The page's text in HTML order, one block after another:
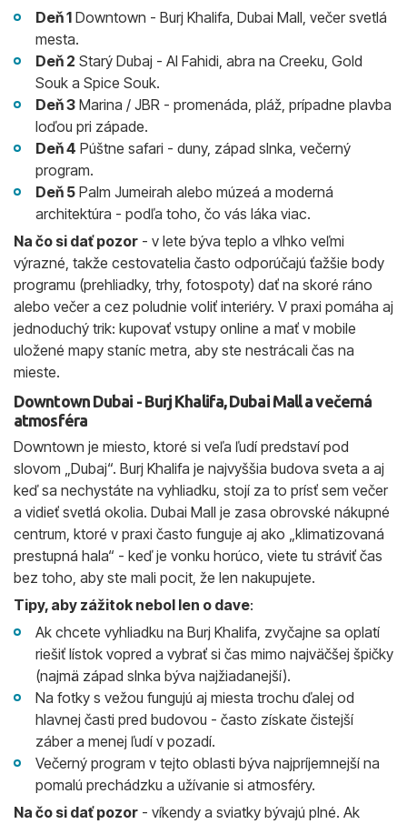
Deň 1 Downtown - Burj Khalifa, Dubai Mall, večer svetlá
mesta.
Deň 2 Starý Dubaj - Al Fahidi, abra na Creeku, Gold
Souk a Spice Souk.
Deň 3 Marina / JBR - promenáda, pláž, prípadne plavba
loďou pri západe.
Deň 4 Púštne safari - duny, západ slnka, večerný
program.
Deň 5 Palm Jumeirah alebo múzeá a moderná
architektúra - podľa toho, čo vás láka viac.
Na čo si dať pozor - v lete býva teplo a vlhko veľmi
výrazné, takže cestovatelia často odporúčajú ťažšie body
programu (prehliadky, trhy, fotospoty) dať na skoré ráno
alebo večer a cez poludnie voliť interiéry. V praxi pomáha aj
jednoduchý trik: kupovať vstupy online a mať v mobile
uložené mapy staníc metra, aby ste nestrácali čas na
mieste.
Downtown Dubai - Burj Khalifa, Dubai Mall a večerná
atmosféra
Downtown je miesto, ktoré si veľa ľudí predstaví pod
slovom „Dubaj“. Burj Khalifa je najvyššia budova sveta a aj
keď sa nechystáte na vyhliadku, stojí za to prísť sem večer
a vidieť svetlá okolia. Dubai Mall je zasa obrovské nákupné
centrum, ktoré v praxi často funguje aj ako „klimatizovaná
prestupná hala“ - keď je vonku horúco, viete tu stráviť čas
bez toho, aby ste mali pocit, že len nakupujete.
Tipy, aby zážitok nebol len o dave:
Ak chcete vyhliadku na Burj Khalifa, zvyčajne sa oplatí
riešiť lístok vopred a vybrať si čas mimo najväčšej špičky
(najmä západ slnka býva najžiadanejší).
Na fotky s vežou fungujú aj miesta trochu ďalej od
hlavnej časti pred budovou - často získate čistejší
záber a menej ľudí v pozadí.
Večerný program v tejto oblasti býva najpríjemnejší na
pomalú prechádzku a užívanie si atmosféry.
Na čo si dať pozor - víkendy a sviatky bývajú plné. Ak